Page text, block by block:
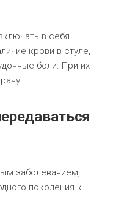
в себя
крови в стуле,
боли. При их
заболеванием,
поколения к